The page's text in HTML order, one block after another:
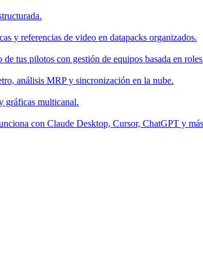
y referencias de video en datapacks organizados.
tus pilotos con gestión de equipos basada en
análisis MRP y sincronización en la nube.
gráficas multicanal.
con Claude Desktop, Cursor, ChatGPT y